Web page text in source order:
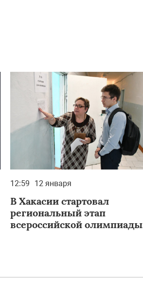
12:59 12 января
В Хакасии стартовал
региональный этап
всероссийской олимпиады